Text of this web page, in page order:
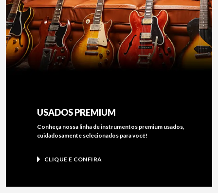
USADOS PREMIUM
Conheça nossa linha de instrumentos premium usados,
cuidadosamente selecionados para você!
CLIQUE E CONFIRA